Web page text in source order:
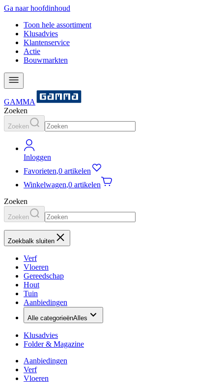
Ga naar hoofdinhoud
Toon hele assortiment
Klusadvies
Klantenservice
Actie
Bouwmarkten
GAMMA
Zoeken
Zoeken
Inloggen
Favorieten,0 artikelen
Winkelwagen,0 artikelen
Zoeken
Zoeken
Zoekbalk sluiten
Verf
Vloeren
Gereedschap
Hout
Tuin
Aanbiedingen
Alle categorieënAlles
Klusadvies
Folder & Magazine
Aanbiedingen
Verf
Vloeren